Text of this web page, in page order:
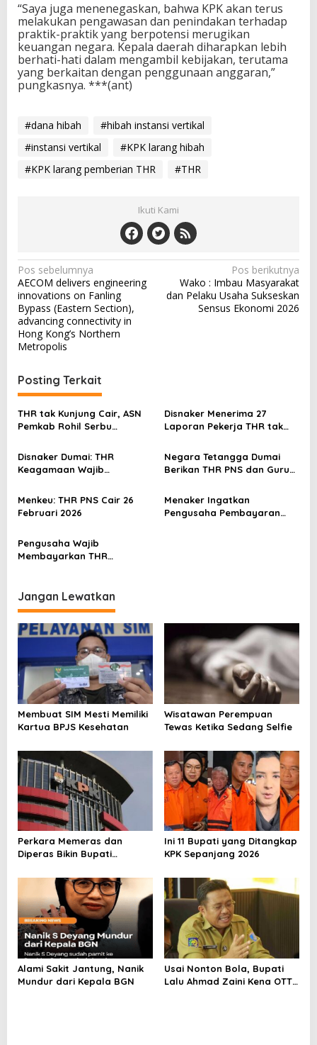
“Saya juga menenegaskan, bahwa KPK akan terus
melakukan pengawasan dan penindakan terhadap
praktik-praktik yang berpotensi merugikan
keuangan negara. Kepala daerah diharapkan lebih
berhati-hati dalam mengambil kebijakan, terutama
yang berkaitan dengan penggunaan anggaran,”
pungkasnya. ***(ant)
#dana hibah
#hibah instansi vertikal
#instansi vertikal
#KPK larang hibah
#KPK larang pemberian THR
#THR
Ikuti Kami
N
a
v
i
g
a
s
i
p
o
s
Pos sebelumnya
AECOM delivers engineering
innovations on Fanling
Bypass (Eastern Section),
advancing connectivity in
Hong Kong’s Northern
Metropolis
Pos berikutnya
Wako : Imbau Masyarakat
dan Pelaku Usaha Sukseskan
Sensus Ekonomi 2026
Posting Terkait
THR tak Kunjung Cair, ASN
Pemkab Rohil Serbu
Disnaker Menerima 27
Laporan Pekerja THR tak
Disnaker Dumai: THR
Keagamaan Wajib
Lebaran
Negara Tetangga Dumai
Berikan THR PNS dan Guru
Menkeu: THR PNS Cair 26
Februari 2026
Menaker Ingatkan
Pengusaha Pembayaran
Pengusaha Wajib
Membayarkan THR
Jangan Lewatkan
Membuat SIM Mesti Memiliki
Kartua BPJS Kesehatan
Wisatawan Perempuan
Tewas Ketika Sedang Selfie
Perkara Memeras dan
Diperas Bikin Bupati
Ini 11 Bupati yang Ditangkap
KPK Sepanjang 2026
Alami Sakit Jantung, Nanik
Mundur dari Kepala BGN
Usai Nonton Bola, Bupati
Lalu Ahmad Zaini Kena OTT